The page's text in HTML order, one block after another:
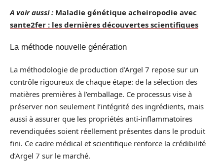
A voir aussi : Maladie génétique acheiropodie avec
sante2fer : les dernières découvertes scientifiques
La méthode nouvelle génération
La méthodologie de production d’Argel 7 repose sur un
contrôle rigoureux de chaque étape: de la sélection des
matières premières à l’emballage. Ce processus vise à
préserver non seulement l’intégrité des ingrédients, mais
aussi à assurer que les propriétés anti-inflammatoires
revendiquées soient réellement présentes dans le produit
fini. Ce cadre médical et scientifique renforce la crédibilité
d’Argel 7 sur le marché.